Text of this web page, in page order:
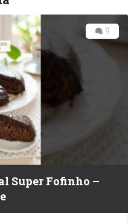
9
Super Fofinho –